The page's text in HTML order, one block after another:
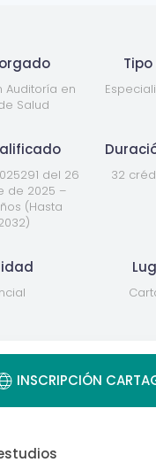
Auditoría en
Salud
del 26
de 2025 –
(Hasta
32
INSCRIPCIÓN